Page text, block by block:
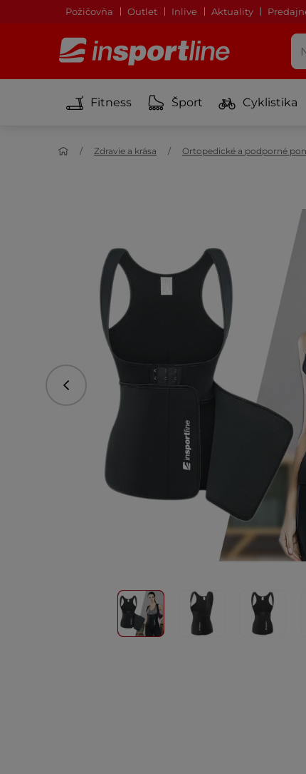
Požičovňa Outlet Inlive Aktuality
Fitness Šport Cyklistika
Zdravie a krása Ortopedické a podporné
Predchádzajúce